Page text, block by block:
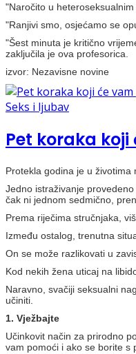
"Naročito u
"Ranjivi smo, osjećamo se
"Šest minuta je kritično
zaključila je ova profesorica.
izvor: Nezavisne novine
Seks i ljubav
Pet koraka
Protekla godina je u
Jedno istraživanje
čak ni jednom sedmično,
Prema riječima stručnjaka,
Između ostalog, trenutna
On se može razlikovati u
Kod nekih žena uticaj na
Naravno, svačiji seksualni
učiniti.
1. Vježbajte
Učinkovit način za prirodno
vam pomoći i ako se borite s